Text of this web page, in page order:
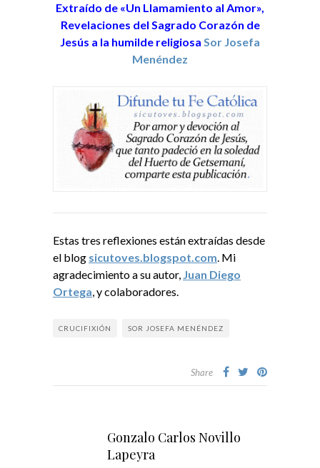
Extraído de «Un Llamamiento al Amor»,
Revelaciones del Sagrado Corazón de
Jesús a la humilde religiosa Sor Josefa
Menéndez
Estas tres reflexiones están extraídas desde
el blog sicutoves.blogspot.com. Mi
agradecimiento a su autor, Juan Diego
Ortega, y colaboradores.
CRUCIFIXIÓN SOR JOSEFA MENÉNDEZ
Share
Gonzalo Carlos Novillo
Lapeyra